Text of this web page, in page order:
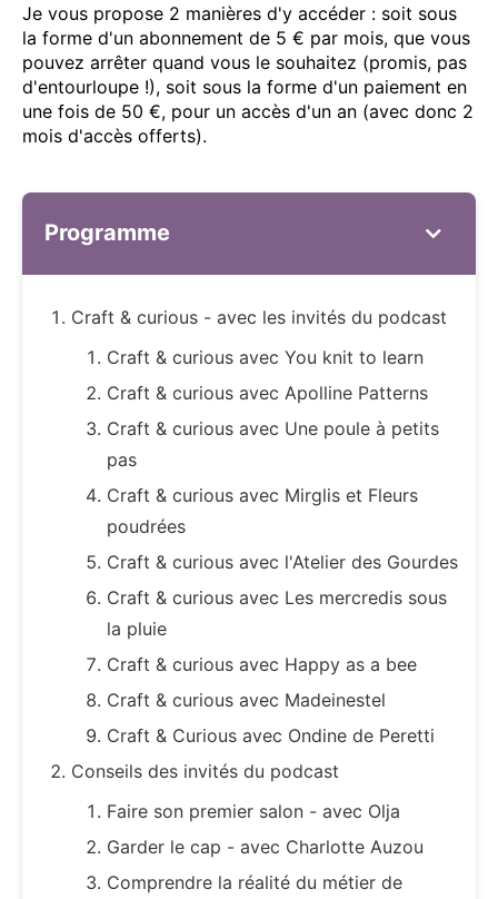
Je vous propose 2 manières d'y accéder : soit sous
la forme d'un abonnement de 5 € par mois, que vous
pouvez arrêter quand vous le souhaitez (promis, pas
d'entourloupe !), soit sous la forme d'un paiement en
une fois de 50 €, pour un accès d'un an (avec donc 2
mois d'accès offerts).
Programme
Craft & curious - avec les invités du podcast
Craft & curious avec You knit to learn
Craft & curious avec Apolline Patterns
Craft & curious avec Une poule à petits
pas
Craft & curious avec Mirglis et Fleurs
poudrées
Craft & curious avec l'Atelier des Gourdes
Craft & curious avec Les mercredis sous
la pluie
Craft & curious avec Happy as a bee
Craft & curious avec Madeinestel
Craft & Curious avec Ondine de Peretti
Conseils des invités du podcast
Faire son premier salon - avec Olja
Garder le cap - avec Charlotte Auzou
Comprendre la réalité du métier de